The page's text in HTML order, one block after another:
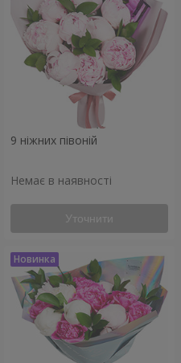
9 ніжних півоній
Немає в наявності
Уточнити